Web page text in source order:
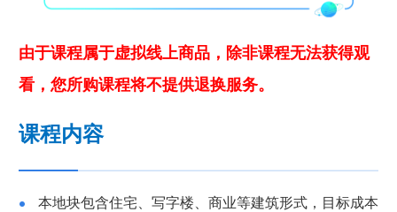
由于课程属于虚拟线上商品，除非课程无法获得观
看，您所购课程将不提供退换服务。
课程内容
本地块包含住宅、写字楼、商业等建筑形式，目标成本